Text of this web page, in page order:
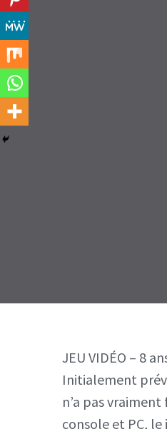
JEU VIDÉO – 8
Initialement
n’a pas
console et PC,